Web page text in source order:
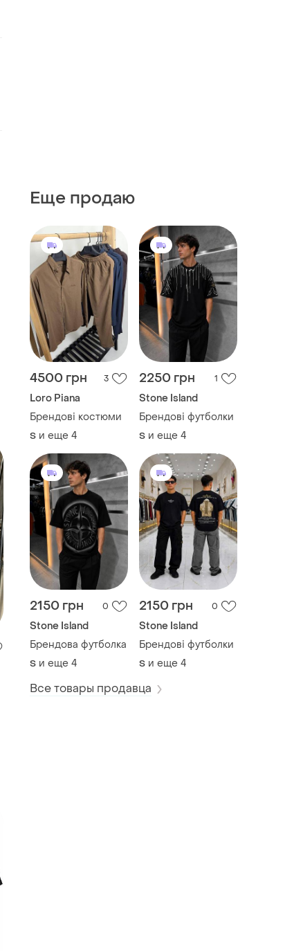
Еще продаю
4500 грн 3
Loro Piana
Брендові костюми
S и еще 4
2250 грн 1
Stone Island
Брендові футболки
S и еще 4
2150 грн 0
Stone Island
Брендова футболка
S и еще 4
2150 грн 0
Stone Island
Брендові футболки
S и еще 4
Все товары продавца